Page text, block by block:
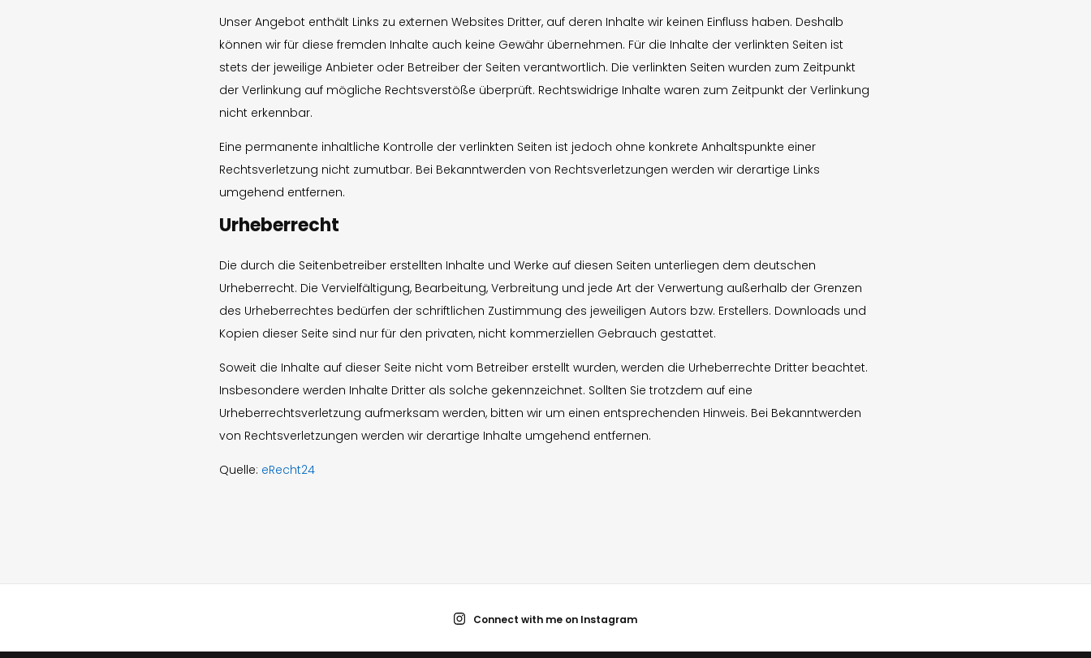
Unser Angebot enthält Links zu externen Websites Dritter, auf deren Inhalte wir keinen Einfluss haben. Deshalb
können wir für diese fremden Inhalte auch keine Gewähr übernehmen. Für die Inhalte der verlinkten Seiten ist
stets der jeweilige Anbieter oder Betreiber der Seiten verantwortlich. Die verlinkten Seiten wurden zum Zeitpunkt
der Verlinkung auf mögliche Rechtsverstöße überprüft. Rechtswidrige Inhalte waren zum Zeitpunkt der Verlinkung
nicht erkennbar.
Eine permanente inhaltliche Kontrolle der verlinkten Seiten ist jedoch ohne konkrete Anhaltspunkte einer
Rechtsverletzung nicht zumutbar. Bei Bekanntwerden von Rechtsverletzungen werden wir derartige Links
umgehend entfernen.
Urheberrecht
Die durch die Seitenbetreiber erstellten Inhalte und Werke auf diesen Seiten unterliegen dem deutschen
Urheberrecht. Die Vervielfältigung, Bearbeitung, Verbreitung und jede Art der Verwertung außerhalb der Grenzen
des Urheberrechtes bedürfen der schriftlichen Zustimmung des jeweiligen Autors bzw. Erstellers. Downloads und
Kopien dieser Seite sind nur für den privaten, nicht kommerziellen Gebrauch gestattet.
Soweit die Inhalte auf dieser Seite nicht vom Betreiber erstellt wurden, werden die Urheberrechte Dritter beachtet.
Insbesondere werden Inhalte Dritter als solche gekennzeichnet. Sollten Sie trotzdem auf eine
Urheberrechtsverletzung aufmerksam werden, bitten wir um einen entsprechenden Hinweis. Bei Bekanntwerden
von Rechtsverletzungen werden wir derartige Inhalte umgehend entfernen.
Quelle: eRecht24
Connect with me on Instagram